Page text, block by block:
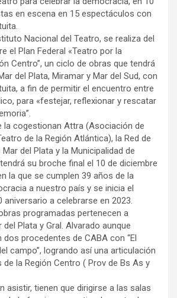
s
p
p
gr
m
ri
n
dl
y
en escena en 15 espectáculos con
Nacional del Teatro, se realiza del
el Plan Federal «Teatro por la
Centro”, un ciclo de obras que tendrá
del Plata, Miramar y Mar del Sud, con
a fin de permitir el encuentro entre
para «festejar, reflexionar y rescatar
la cogestionan Attra (Asociación de
de la Región Atlántica), la Red de
del Plata y la Municipalidad de
su broche final el 10 de diciembre
la que se cumplen 39 años de la
a nuestro país y se inicia el
aniversario a celebrarse en 2023.
programadas pertenecen a
Plata y Gral. Alvarado aunque
procedentes de CABA con “El
campo”, logrando así una articulación
la Región Centro ( Prov de Bs As y
asistir, tienen que dirigirse a las salas